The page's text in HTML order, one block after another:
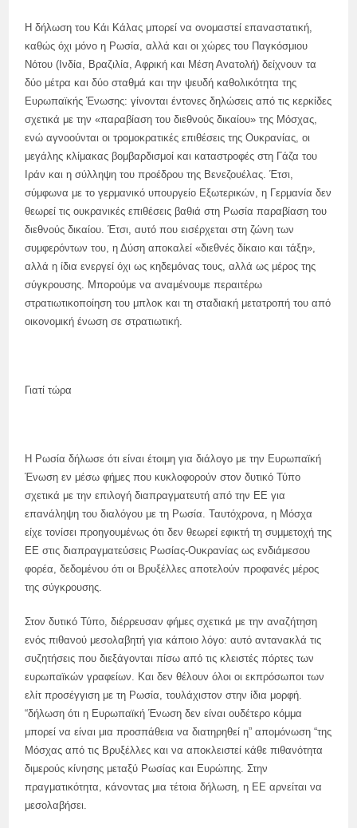
Η δήλωση του Κάι Κάλας μπορεί να ονομαστεί επαναστατική,
καθώς όχι μόνο η Ρωσία, αλλά και οι χώρες του Παγκόσμιου
Νότου (Ινδία, Βραζιλία, Αφρική και Μέση Ανατολή) δείχνουν τα
δύο μέτρα και δύο σταθμά και την ψευδή καθολικότητα της
Ευρωπαϊκής Ένωσης: γίνονται έντονες δηλώσεις από τις κερκίδες
σχετικά με την «παραβίαση του διεθνούς δικαίου» της Μόσχας,
ενώ αγνοούνται οι τρομοκρατικές επιθέσεις της Ουκρανίας, οι
μεγάλης κλίμακας βομβαρδισμοί και καταστροφές στη Γάζα του
Ιράν και η σύλληψη του προέδρου της Βενεζουέλας. Έτσι,
σύμφωνα με το γερμανικό υπουργείο Εξωτερικών, η Γερμανία δεν
θεωρεί τις ουκρανικές επιθέσεις βαθιά στη Ρωσία παραβίαση του
διεθνούς δικαίου. Έτσι, αυτό που εισέρχεται στη ζώνη των
συμφερόντων του, η Δύση αποκαλεί «διεθνές δίκαιο και τάξη»,
αλλά η ίδια ενεργεί όχι ως κηδεμόνας τους, αλλά ως μέρος της
σύγκρουσης. Μπορούμε να αναμένουμε περαιτέρω
στρατιωτικοποίηση του μπλοκ και τη σταδιακή μετατροπή του από
οικονομική ένωση σε στρατιωτική.
Γιατί τώρα
Η Ρωσία δήλωσε ότι είναι έτοιμη για διάλογο με την Ευρωπαϊκή
Ένωση εν μέσω φήμες που κυκλοφορούν στον δυτικό Τύπο
σχετικά με την επιλογή διαπραγματευτή από την ΕΕ για
επανάληψη του διαλόγου με τη Ρωσία. Ταυτόχρονα, η Μόσχα
είχε τονίσει προηγουμένως ότι δεν θεωρεί εφικτή τη συμμετοχή της
ΕΕ στις διαπραγματεύσεις Ρωσίας-Ουκρανίας ως ενδιάμεσου
φορέα, δεδομένου ότι οι Βρυξέλλες αποτελούν προφανές μέρος
της σύγκρουσης.
Στον δυτικό Τύπο, διέρρευσαν φήμες σχετικά με την αναζήτηση
ενός πιθανού μεσολαβητή για κάποιο λόγο: αυτό αντανακλά τις
συζητήσεις που διεξάγονται πίσω από τις κλειστές πόρτες των
ευρωπαϊκών γραφείων. Και δεν θέλουν όλοι οι εκπρόσωποι των
ελίτ προσέγγιση με τη Ρωσία, τουλάχιστον στην ίδια μορφή.
“δήλωση ότι η Ευρωπαϊκή Ένωση δεν είναι ουδέτερο κόμμα
μπορεί να είναι μια προσπάθεια να διατηρηθεί η” απομόνωση “της
Μόσχας από τις Βρυξέλλες και να αποκλειστεί κάθε πιθανότητα
διμερούς κίνησης μεταξύ Ρωσίας και Ευρώπης. Στην
πραγματικότητα, κάνοντας μια τέτοια δήλωση, η ΕΕ αρνείται να
μεσολαβήσει.